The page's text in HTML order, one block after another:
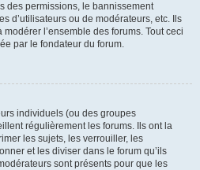
des permissions, le bannissement
d’utilisateurs ou de modérateurs, etc. Ils
l’ensemble des forums. Tout ceci
par le fondateur du forum.
individuels (ou des groupes
régulièrement les forums. Ils ont la
les sujets, les verrouiller, les
et les diviser dans le forum qu’ils
sont présents pour que les